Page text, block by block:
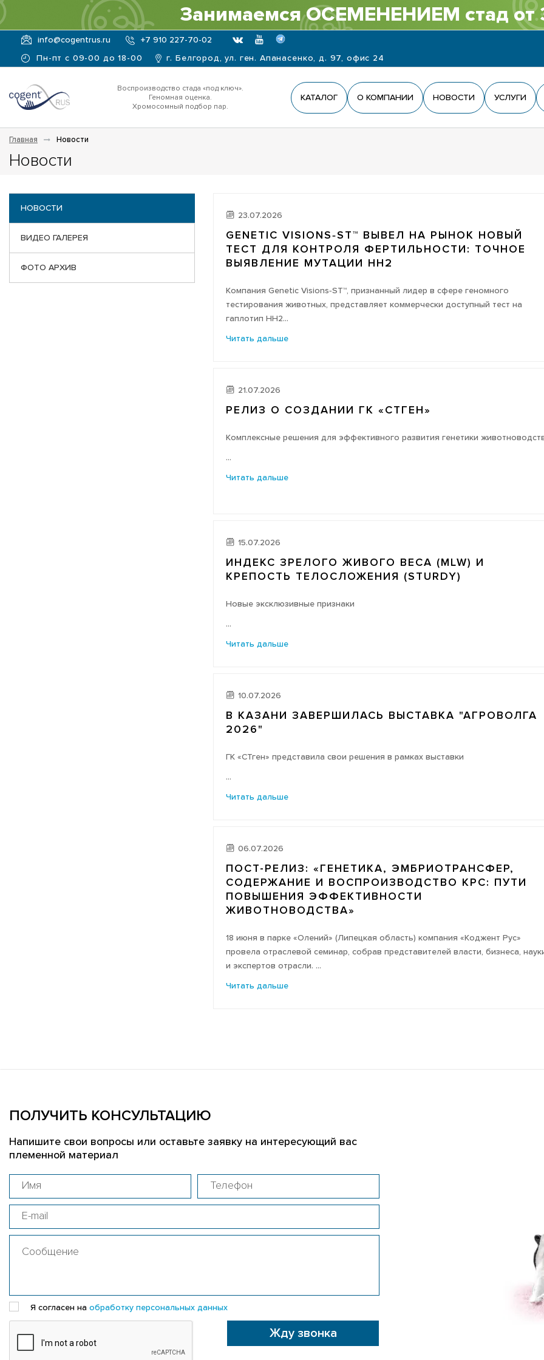
Занимаемся ОСЕМЕНЕНИЕМ стад от
info@cogentrus.ru +7 910 227-70-02
Пн-пт с 09-00 до 18-00 г. Белгород, ул. ген. Апанасенко, д. 97, офис 24
Воспроизводство стада «под ключ».
Геномная оценка.
Хромосомный подбор пар.
КАТАЛОГ О КОМПАНИИ НОВОСТИ УСЛУГИ
Главная Новости
Новости
НОВОСТИ
ВИДЕО ГАЛЕРЕЯ
ФОТО АРХИВ
23.07.2026
GENETIC VISIONS‑ST™ ВЫВЕЛ НА РЫНОК НОВЫЙ
ТЕСТ ДЛЯ КОНТРОЛЯ ФЕРТИЛЬНОСТИ: ТОЧНОЕ
ВЫЯВЛЕНИЕ МУТАЦИИ HH2
Компания Genetic Visions‑ST™, признанный лидер в сфере геномного
тестирования животных, представляет коммерчески доступный тест на
гаплотип HH2...
Читать дальше
21.07.2026
РЕЛИЗ О СОЗДАНИИ ГК «СТГЕН»
Комплексные решения для эффективного развития генетики
...
Читать дальше
15.07.2026
ИНДЕКС ЗРЕЛОГО ЖИВОГО ВЕСА (MLW) И
КРЕПОСТЬ ТЕЛОСЛОЖЕНИЯ (STURDY)
Новые эксклюзивные признаки
...
Читать дальше
10.07.2026
В КАЗАНИ ЗАВЕРШИЛАСЬ ВЫСТАВКА "АГРОВОЛГА
2026"
ГК «СТген» представила свои решения в рамках выставки
...
Читать дальше
06.07.2026
ПОСТ-РЕЛИЗ: «ГЕНЕТИКА, ЭМБРИОТРАНСФЕР,
СОДЕРЖАНИЕ И ВОСПРОИЗВОДСТВО КРС: ПУТИ
ПОВЫШЕНИЯ ЭФФЕКТИВНОСТИ
ЖИВОТНОВОДСТВА»
18 июня в парке «Олений» (Липецкая область) компания «Коджент Рус»
провела отраслевой семинар, собрав представителей власти, бизнеса,
и экспертов отрасли. ...
Читать дальше
ПОЛУЧИТЬ КОНСУЛЬТАЦИЮ
Напишите свои вопросы или оставьте заявку на интересующий вас
племенной материал
Я согласен на обработку персональных данных
Жду звонка